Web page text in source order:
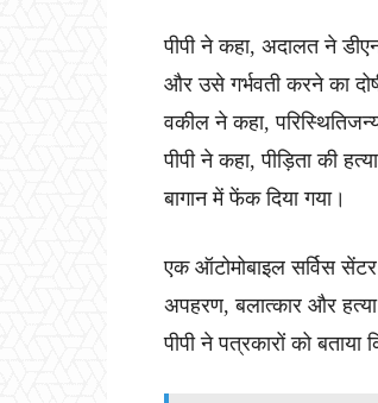
पीपी ने कहा, अदालत ने
और उसे गर्भवती करने का
वकील ने कहा,
पीपी ने कहा, पीड़िता की
बागान में फेंक दिया गया।
एक ऑटोमोबाइल सर्विस
अपहरण, बलात्कार और
पीपी ने पत्रकारों को बताया